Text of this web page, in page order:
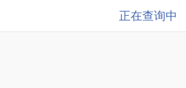
正在查询中